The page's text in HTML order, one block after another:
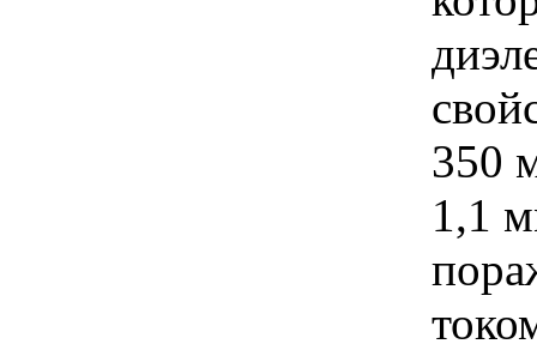
350
1,1